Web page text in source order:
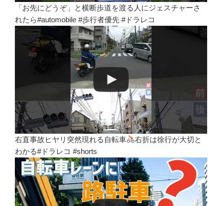
「お先にどうぞ」と横断歩道を渡る人にジェスチャーさ
れたら#automobile #歩行者優先 #ドラレコ
右直事故ヒヤリ突然現れる自転車
右折は徐行が大切と
わかる#ドラレコ #shorts